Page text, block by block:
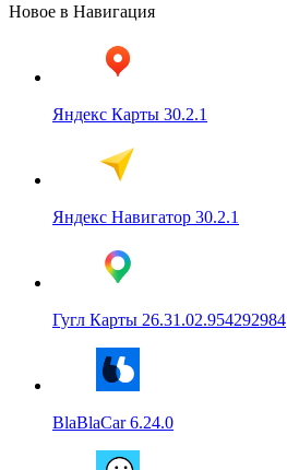
Новое в Навигация
Яндекс Карты 30.2.1
Яндекс Навигатор 30.2.1
Гугл Карты 26.31.02.954292984
BlaBlaCar 6.24.0